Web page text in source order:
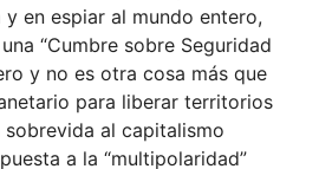
en espiar al mundo entero,
“Cumbre sobre Seguridad
y no es otra cosa más que
para liberar territorios
al capitalismo
a la “multipolaridad”